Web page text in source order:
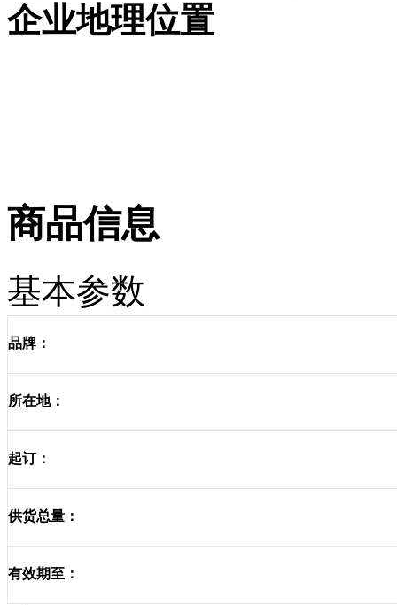
企业地理位置
商品信息
基本参数
品牌：
所在地：
起订：
供货总量：
有效期至：